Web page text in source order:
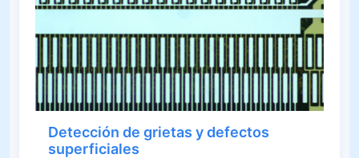
Detección de grietas y defectos
superficiales